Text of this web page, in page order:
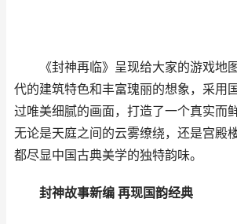
《封神再临》呈现给大家的游戏地
代的建筑特色和丰富瑰丽的想象，采用
过唯美细腻的画面，打造了一个真实而
无论是天庭之间的云雾缭绕，还是宫殿
都尽显中国古典美学的独特韵味。
封神故事新编 再现国韵经典